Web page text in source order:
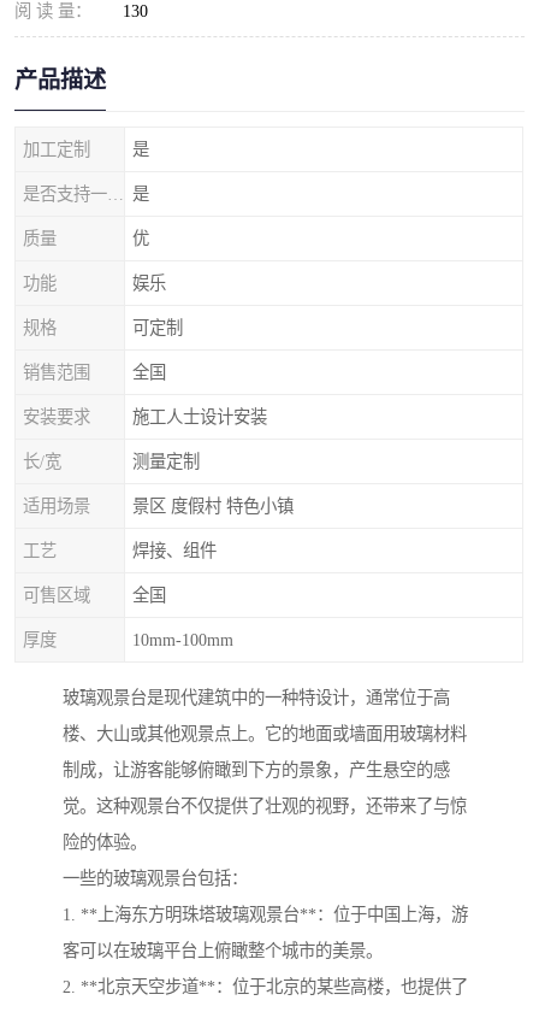
阅 读 量： 130
产品描述
加工定制 是
是
质量 优
功能 娱乐
规格 可定制
销售范围 全国
安装要求 施工人士设计安装
长/宽 测量定制
适用场景 景区 度假村 特色小镇
工艺 焊接、组件
可售区域 全国
厚度 10mm-100mm
玻璃观景台是现代建筑中的一种特设计，通常位于高
楼、大山或其他观景点上。它的地面或墙面用玻璃材料
制成，让游客能够俯瞰到下方的景象，产生悬空的感
觉。这种观景台不仅提供了壮观的视野，还带来了与惊
险的体验。
一些的玻璃观景台包括：
1. **上海东方明珠塔玻璃观景台**：位于中国上海，游
客可以在玻璃平台上俯瞰整个城市的美景。
2. **北京天空步道**：位于北京的某些高楼，也提供了